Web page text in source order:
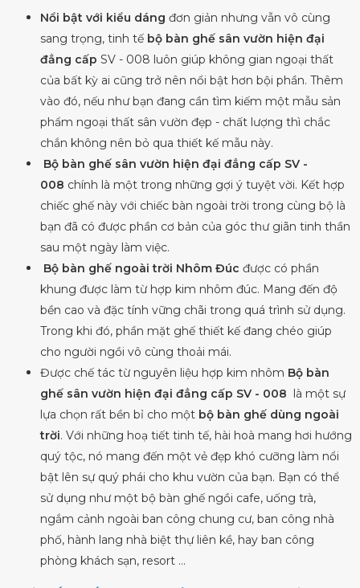
Nổi bật với kiểu dáng đơn giản nhưng vẫn vô cùng
sang trọng, tinh tế bộ bàn ghế sân vườn hiện đại
đẳng cấp SV - 008 luôn giúp không gian ngoại thất
của bất kỳ ai cũng trở nên nổi bật hơn bội phần. Thêm
vào đó, nếu như bạn đang cần tìm kiếm một mẫu sản
phẩm ngoại thất sân vườn đẹp - chất lượng thì chắc
chắn không nên bỏ qua thiết kế mẫu này.
Bộ bàn ghế sân vườn hiện đại đẳng cấp SV -
008 chính là một trong những gợi ý tuyệt vời. Kết hợp
chiếc ghế này với chiếc bàn ngoài trời trong cùng bộ là
bạn đã có được phần cơ bản của góc thư giãn tinh thần
sau một ngày làm việc.
Bộ bàn ghế ngoài trời Nhôm Đúc được có phần
khung được làm từ hợp kim nhôm đúc. Mang đến độ
bền cao và đặc tính vững chãi trong quá trình sử dụng.
Trong khi đó, phần mặt ghế thiết kế đang chéo giúp
cho người ngồi vô cùng thoải mái.
Được chế tác từ nguyên liệu hợp kim nhôm Bộ bàn
ghế sân vườn hiện đại đẳng cấp SV - 008 là một sự
lựa chọn rất bền bỉ cho một bộ bàn ghế dùng ngoài
trời. Với những hoạ tiết tinh tế, hài hoà mang hơi hướng
quý tộc, nó mang đến một vẻ đẹp khó cưỡng làm nổi
bật lên sự quý phái cho khu vườn của bạn. Bạn có thể
sử dụng như một bộ bàn ghế ngồi cafe, uống trà,
ngắm cảnh ngoài ban công chung cư, ban công nhà
phố, hành lang nhà biệt thự liên kề, hay ban công
phòng khách sạn, resort …